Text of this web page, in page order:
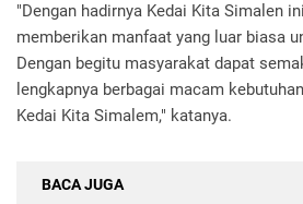
"Dengan hadirnya Kedai Kita Simalen
memberikan manfaat yang luar biasa
Dengan begitu masyarakat dapat
lengkapnya berbagai macam
Kedai Kita Simalem," katanya.
BACA JUGA